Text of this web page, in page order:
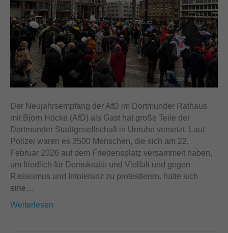
Der Neujahrsempfang der AfD im Dortmunder Rathaus
mit Björn Höcke (AfD) als Gast hat große Teile der
Dortmunder Stadtgesellschaft in Unruhe versetzt. Laut
Polizei waren es 3500 Menschen, die sich am 22.
Februar 2026 auf dem Friedensplatz versammelt haben,
um friedlich für Demokratie und Vielfalt und gegen
Rassismus und Intoleranz zu protestieren. hatte sich
eine…
Weiterlesen